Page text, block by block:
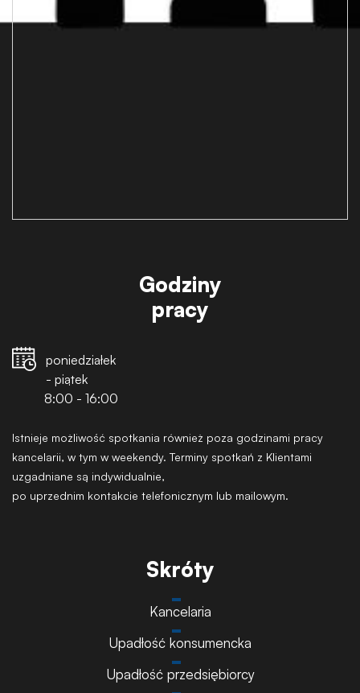
Godziny
pracy
poniedziałek
- piątek
8:00 - 16:00
Istnieje możliwość spotkania również poza godzinami pracy
kancelarii, w tym w weekendy. Terminy spotkań z Klientami
uzgadniane są indywidualnie,
po uprzednim kontakcie telefonicznym lub mailowym.
Skróty
Kancelaria
Upadłość konsumencka
Upadłość przedsiębiorcy